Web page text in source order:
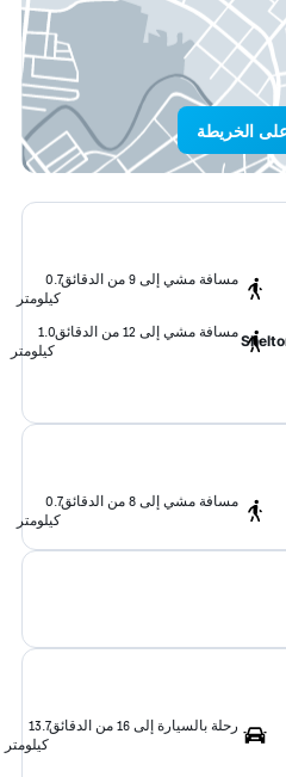
الخريطة
مسافة مشي إلى 9 من الدقائق
0.7
كيلومتر
مسافة مشي إلى 12 من الدقائق
1.0
كيلومتر
مسافة مشي إلى 8 من الدقائق
0.7
كيلومتر
رحلة بالسيارة إلى 16 من الدقائق
13.7
كيلومتر